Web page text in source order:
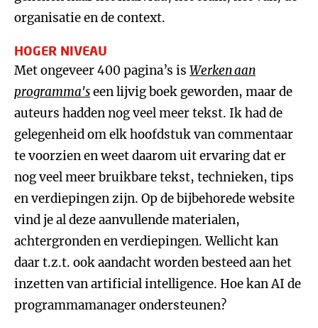
organisatie en de context.
HOGER NIVEAU
Met ongeveer 400 pagina’s is Werken aan
programma'seen lijvig boek geworden, maar de
auteurs hadden nog veel meer tekst. Ik had de
gelegenheid om elk hoofdstuk van commentaar
te voorzien en weet daarom uit ervaring dat er
nog veel meer bruikbare tekst, technieken, tips
en verdiepingen zijn. Op de bijbehorede website
vind je al deze aanvullende materialen,
achtergronden en verdiepingen. Wellicht kan
daar t.z.t. ook aandacht worden besteed aan het
inzetten van artificial intelligence. Hoe kan AI de
programmamanager ondersteunen?